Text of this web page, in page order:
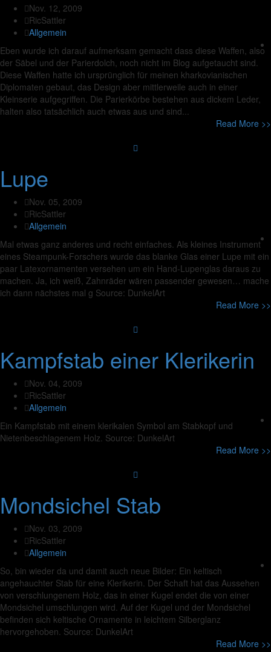
Nov. 12, 2009
RicSattler
Allgemein
Eben wurde ich darauf aufmerksam gemacht dass diese Waffen, also
der Säbel und der Parierdolch, noch nicht im Blog aufgetaucht sind.
Diese Waffen hatte ich ursprünglich für meinen kharkovianischen
Diplomaten gebaut, das Design aber mittlerweile auch in einer
Kleinserie aufgegriffen. Die Parierkörbe bestehen aus dickem Leder,
halten also tatsächlich auch etwas aus und sind...
Read More >>
Lupe
Nov. 05, 2009
RicSattler
Allgemein
Mal etwas ganz anderes und recht einfaches. Als kleines Instrument
eines Steampunk-Forschers wurde das blanke Glas einer Lupe mit ein
paar Latexornamenten versehen um ein Hand-Lupenglas daraus zu
machen. Ja, ich weiß, Zahnräder wären passender gewesen… mache
ich dann nächstes mal g Source: DunkelArt
Read More >>
Kampfstab einer Klerikerin
Nov. 04, 2009
RicSattler
Allgemein
Ein Kampfstab mit einem klerikalen Symbol am Stabkopf und
Nietenbeschlagenem Holz. Source: DunkelArt
Read More >>
Mondsichel Stab
Nov. 03, 2009
RicSattler
Allgemein
So, bin wieder da und damit auch neue Bilder: Ein keltisch
angehauchter Stab für eine Klerikerin. Der Schaft hat das Aussehen
von verschlungenem Holz, das in einer Kugel endet die von einer
Mondsichel umschlungen wird. Auf der Kugel und der Mondsichel
befinden sich keltische Ornamente in leichtem Silberglanz
hervorgehoben. Source: DunkelArt
Read More >>